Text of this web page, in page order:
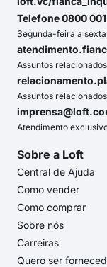
Telefone 0800
Segunda-feira a
Assuntos
Assuntos
Atendimento
Sobre a Loft
Central de Ajuda
Como vender
Como comprar
Sobre nós
Carreiras
Quero ser